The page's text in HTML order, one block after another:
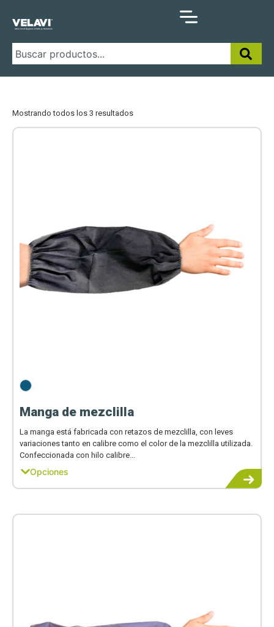
Mostrando todos los 3 resultados
Manga de mezclilla
La manga está fabricada con retazos de mezclilla, con leves
variaciones tanto en calibre como el color de la mezclilla utilizada.
Confeccionada con hilo calibre...
Opciones